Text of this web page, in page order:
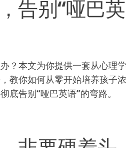
告别“哑巴英
？本文为你提供一套从心理学
教你如何从零开始培养孩子浓
底告别“哑巴英语”的弯路。